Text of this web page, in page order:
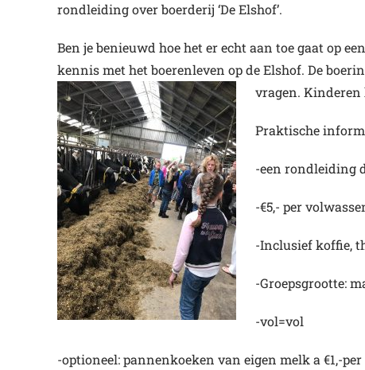
rondleiding over boerderij ‘De Elshof’.
Ben je benieuwd hoe het er echt aan toe gaat op
kennis met het boerenleven op de Elshof. De
vragen. Kinderen
Praktische
-een rondleiding
-€5,- per
-Inclusief koffie,
-Groepsgrootte:
-vol=vol
-optioneel: pannenkoeken van eigen melk a €1,-